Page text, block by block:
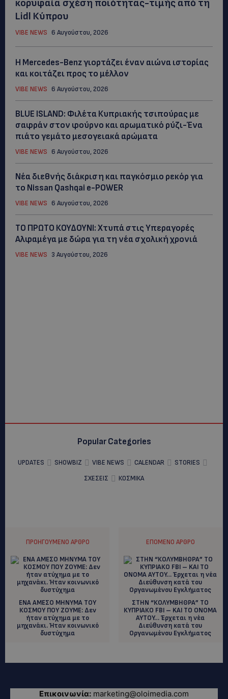
κορυφαία σχέση ποιότητας-τιμής από τη
Lidl Κύπρου
VIBE NEWS 6 Αυγούστου, 2026
Η Mercedes-Benz γιορτάζει έναν αιώνα ιστορίας
και κοιτάζει προς το μέλλον
VIBE NEWS 6 Αυγούστου, 2026
BLUE ISLAND: Φιλέτα Κυπριακής τσιπούρας με
σαφράν στον φούρνο και αρωματικό ρύζι-Ένα
πιάτο γεμάτο μεσογειακά αρώματα
VIBE NEWS 6 Αυγούστου, 2026
Νέα διεθνής διάκριση και παγκόσμιο ρεκόρ για
το Nissan Qashqai e-POWER
VIBE NEWS 6 Αυγούστου, 2026
ΤΟ ΠΡΩΤΟ ΚΟΥΔΟΥΝΙ: Xτυπά στις Υπεραγορές
Αλφαμέγα με δώρα για τη νέα σχολική χρονιά
VIBE NEWS 3 Αυγούστου, 2026
Popular Categories
UPDATES SHOWBIZ VIBE NEWS CALENDAR
STORIES
ΣΧΕΣΕΙΣ
ΚΟΣΜΙΚΑ
ΠΡΟΗΓΟΎΜΕΝΟ ΆΡΘΡΟ
ΕΝΑ ΑΜΕΣΟ ΜΗΝΥΜΑ ΤΟΥ
ΚΟΣΜΟΥ ΠΟΥ ΖΟΥΜΕ: Δεν
ήταν ατύχημα με το
μηχανάκι. Ήταν κοινωνικό
δυστύχημα
ΕΠΌΜΕΝΟ ΆΡΘΡΟ
ΣΤΗΝ “ΚΟΛΥΜΒΗΘΡΑ” ΤΟ
ΚΥΠΡΙΑΚΟ FBI – KAI TO ONOMA
AYTOY… Έρχεται η νέα
Διεύθυνση κατά του
Οργανωμένου Εγκλήματος
Επικοινωνία: marketing@oloimedia.com